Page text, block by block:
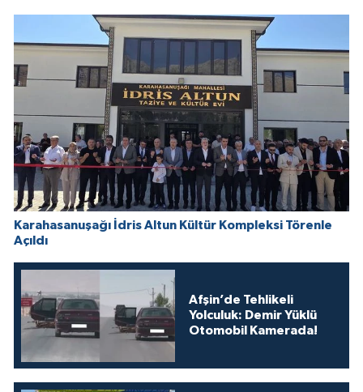
Karahasanuşağı İdris Altun Kültür Kompleksi Törenle
Açıldı
Afşin’de Tehlikeli
Yolculuk: Demir Yüklü
Otomobil Kamerada!